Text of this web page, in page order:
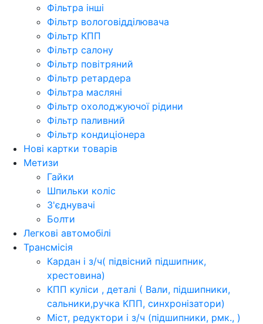
Фільтра інші
Фільтр вологовідділювача
Фільтр КПП
Фільтр салону
Фільтр повітряний
Фільтр ретардера
Фільтра масляні
Фільтр охолоджуючої рідини
Фільтр паливний
Фільтр кондиціонера
Нові картки товарів
Метизи
Гайки
Шпильки коліс
З'єднувачі
Болти
Легкові автомобілі
Трансмісія
Кардан і з/ч( підвісний підшипник,
хрестовина)
КПП куліси , деталі ( Вали, підшипники,
сальники,ручка КПП, синхронізатори)
Міст, редуктори і з/ч (підшипники, рмк., )